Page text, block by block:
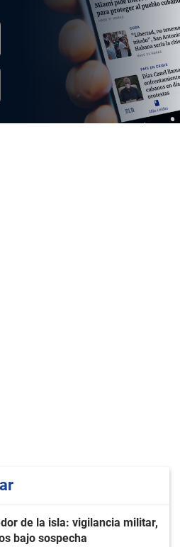
de la isla: vigilancia militar,
bajo sospecha